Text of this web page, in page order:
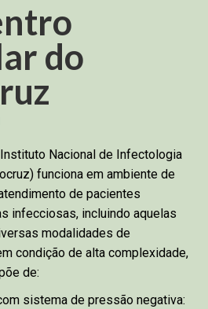
do
Nacional de Infectologia
funciona em ambiente de
de pacientes
infecciosas, incluindo aquelas
modalidades de
condição de alta complexidade,
de:
sistema de pressão negativa: